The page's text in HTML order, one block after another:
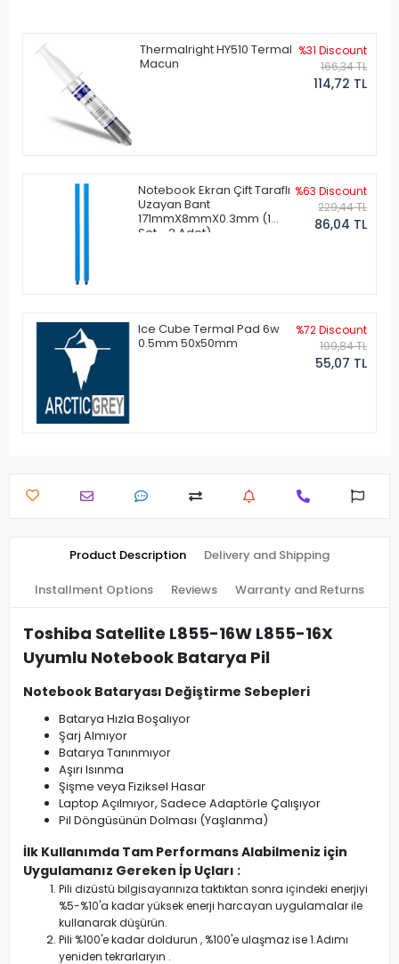
Thermalright HY510 Termal
Macun
%31 Discount
166,34 TL
114,72 TL
Notebook Ekran Çift Taraflı
Uzayan Bant
171mmX8mmX0.3mm (1
Set - 2 Adet)
%63 Discount
229,44 TL
86,04 TL
Ice Cube Termal Pad 6w
0.5mm 50x50mm
%72 Discount
199,84 TL
55,07 TL
Product Description Delivery and Shipping
Installment Options Reviews Warranty and Returns
Toshiba Satellite L855-16W L855-16X
Uyumlu Notebook Batarya Pil
Notebook Bataryası Değiştirme Sebepleri
Batarya Hızla Boşalıyor
Şarj Almıyor
Batarya Tanınmıyor
Aşırı Isınma
Şişme veya Fiziksel Hasar
Laptop Açılmıyor, Sadece Adaptörle Çalışıyor
Pil Döngüsünün Dolması (Yaşlanma)
İlk Kullanımda Tam Performans Alabilmeniz için
Uygulamanız Gereken İp Uçları :
Pili dizüstü bilgisayarınıza taktıktan sonra içindeki enerjiyi
%5-%10'a kadar yüksek enerji harcayan uygulamalar ile
kullanarak düşürün.
Pili %100'e kadar doldurun , %100'e ulaşmaz ise 1.Adımı
yeniden tekrarlaryın .